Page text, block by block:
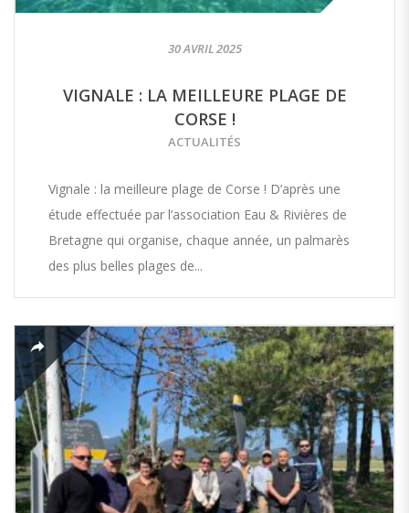
30 AVRIL 2025
VIGNALE : LA MEILLEURE PLAGE DE
CORSE !
ACTUALITÉS
Vignale : la meilleure plage de Corse ! D’après une
étude effectuée par l’association Eau & Rivières de
Bretagne qui organise, chaque année, un palmarès
des plus belles plages de...